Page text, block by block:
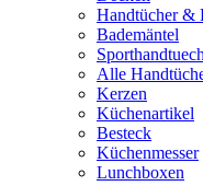
Handtücher &
Bademäntel
Alle
Kerzen
Küchenartikel
Besteck
Küchenmesser
Lunchboxen